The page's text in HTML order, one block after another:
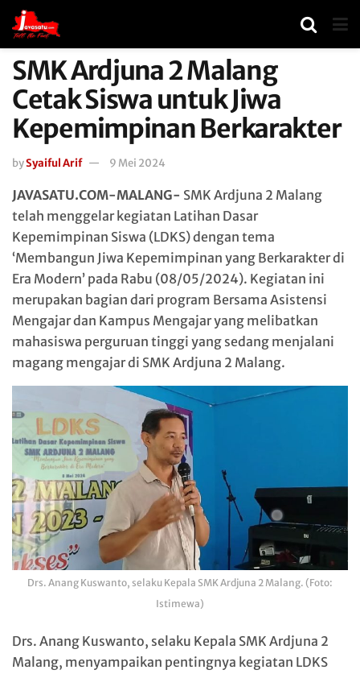
SMK Ardjuna 2 Malang
Cetak Siswa untuk Jiwa
Kepemimpinan Berkarakter
bySyaiful Arif 9 Mei 2024
JAVASATU.COM-MALANG- SMK Ardjuna 2 Malang
telah menggelar kegiatan Latihan Dasar
Kepemimpinan Siswa (LDKS) dengan tema
‘Membangun Jiwa Kepemimpinan yang Berkarakter di
Era Modern’ pada Rabu (08/05/2024). Kegiatan ini
merupakan bagian dari program Bersama Asistensi
Mengajar dan Kampus Mengajar yang melibatkan
mahasiswa perguruan tinggi yang sedang menjalani
magang mengajar di SMK Ardjuna 2 Malang.
Drs. Anang Kuswanto, selaku Kepala SMK Ardjuna 2 Malang. (Foto:
Istimewa)
Drs. Anang Kuswanto, selaku Kepala SMK Ardjuna 2
Malang, menyampaikan pentingnya kegiatan LDKS